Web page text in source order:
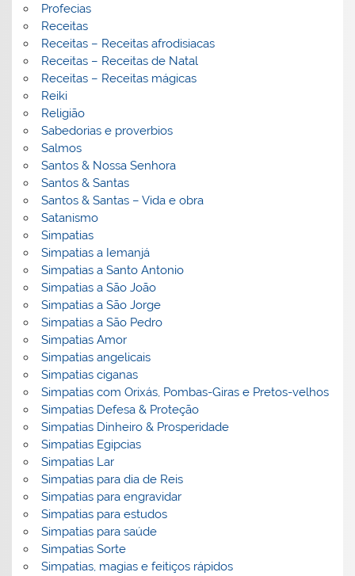
Profecias
Receitas
Receitas – Receitas afrodisiacas
Receitas – Receitas de Natal
Receitas – Receitas mágicas
Reiki
Religião
Sabedorias e proverbios
Salmos
Santos & Nossa Senhora
Santos & Santas
Santos & Santas – Vida e obra
Satanismo
Simpatias
Simpatias a Iemanjá
Simpatias a Santo Antonio
Simpatias a São João
Simpatias a São Jorge
Simpatias a São Pedro
Simpatias Amor
Simpatias angelicais
Simpatias ciganas
Simpatias com Orixás, Pombas-Giras e Pretos-velhos
Simpatias Defesa & Proteção
Simpatias Dinheiro & Prosperidade
Simpatias Egipcias
Simpatias Lar
Simpatias para dia de Reis
Simpatias para engravidar
Simpatias para estudos
Simpatias para saúde
Simpatias Sorte
Simpatias, magias e feitiços rápidos